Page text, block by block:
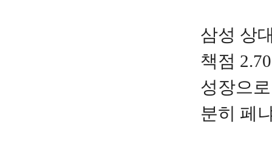
삼성 상
책점
성장으
분히 페